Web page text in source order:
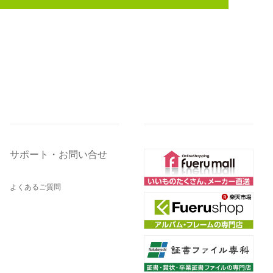
サポート・お問い合せ
よくあるご質問